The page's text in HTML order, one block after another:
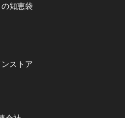
知恵袋
ストア